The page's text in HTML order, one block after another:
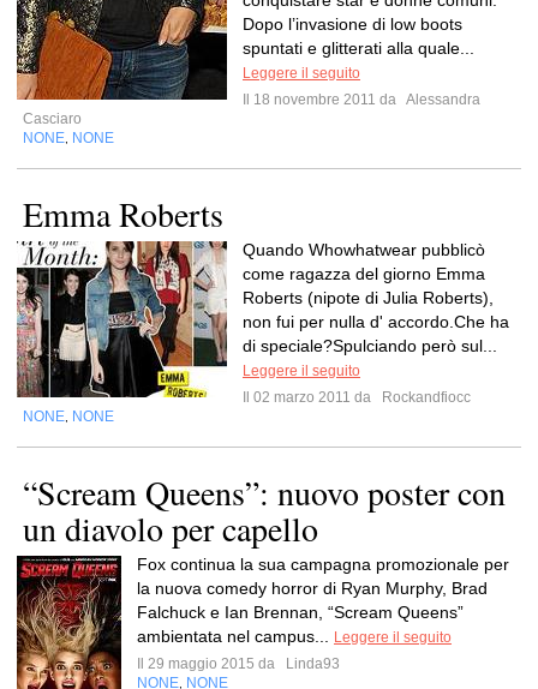
Dopo l’invasione di low boots
spuntati e glitterati alla quale...
Leggere il seguito
Il 18 novembre 2011 da Alessandra
Casciaro
NONE NONE
Emma Roberts
Quando Whowhatwear pubblicò
come ragazza del giorno Emma
Roberts (nipote di Julia Roberts),
non fui per nulla d' accordo.Che ha
di speciale?Spulciando però sul...
Leggere il seguito
Il 02 marzo 2011 da
Rockandfiocc
NONE NONE
“Scream Queens”: nuovo poster con
un diavolo per capello
Fox continua la sua campagna promozionale per
la nuova comedy horror di Ryan Murphy, Brad
Falchuck e Ian Brennan, “Scream Queens”
ambientata nel campus...
Leggere il seguito
Il 29 maggio 2015 da
Linda93
NONE NONE